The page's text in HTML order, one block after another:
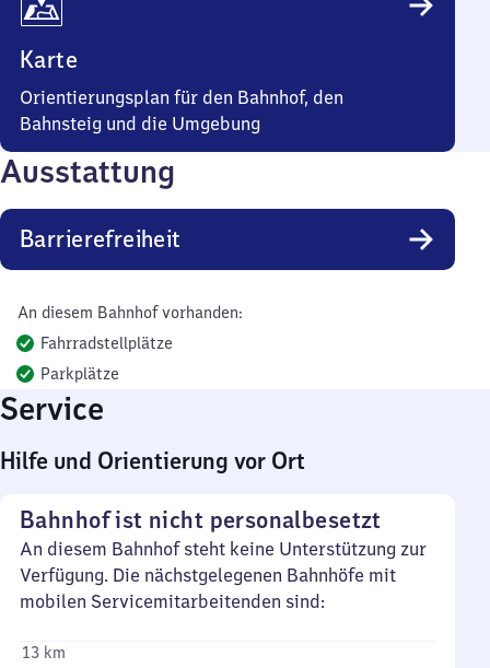
Karte
Orientierungsplan für den Bahnhof, den
Bahnsteig und die Umgebung
Ausstattung
Barrierefreiheit
An diesem Bahnhof vorhanden:
Fahrradstellplätze
Parkplätze
Service
Hilfe und Orientierung vor Ort
Bahnhof ist nicht personalbesetzt
An diesem Bahnhof steht keine Unterstützung zur
Verfügung. Die nächstgelegenen Bahnhöfe mit
mobilen Servicemitarbeitenden sind:
13 km